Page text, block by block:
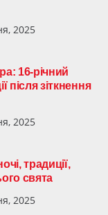
2025
16-річний
після зіткнення
2025
традиції,
свята
2025